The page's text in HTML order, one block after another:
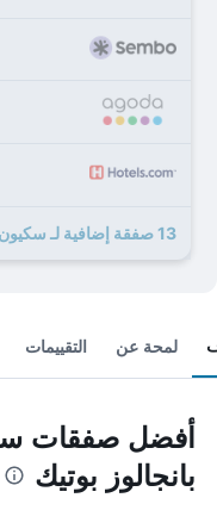
13 صفقة إضافية لـ سكيون بالاس بيتش هوتل - بانجالوز بوتيك
لمحة عن التقييمات
أفضل صفقات
بانجالوز بوتيك